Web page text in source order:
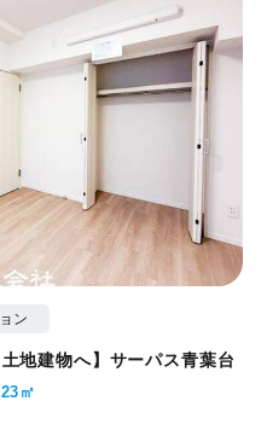
ン
地建物へ】サーパス青葉台
㎡